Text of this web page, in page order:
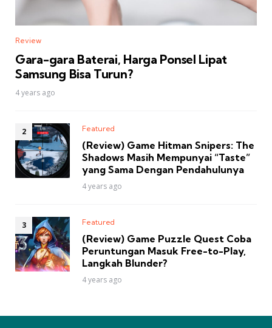
Review
Gara-gara Baterai, Harga Ponsel Lipat
Samsung Bisa Turun?
4 years ago
Featured
(Review) Game Hitman Snipers: The
Shadows Masih Mempunyai “Taste”
yang Sama Dengan Pendahulunya
4 years ago
Featured
(Review) Game Puzzle Quest Coba
Peruntungan Masuk Free-to-Play,
Langkah Blunder?
4 years ago